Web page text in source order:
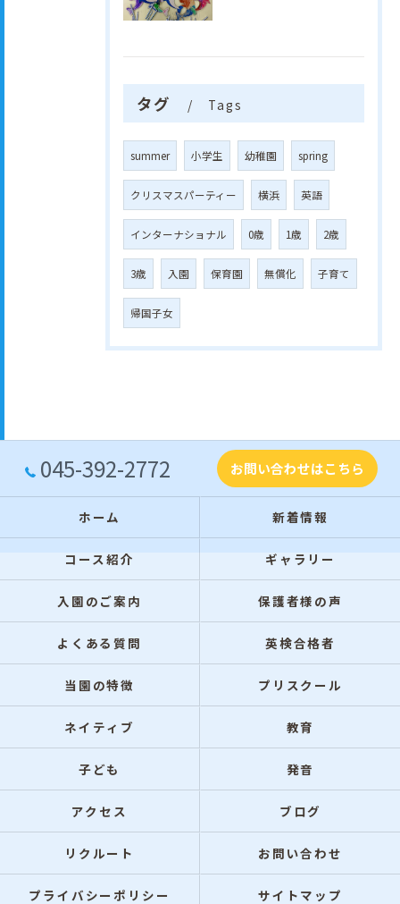
タグ Tags
summer 小学生 幼稚園 spring
クリスマスパーティー 横浜 英語
インターナショナル 0歳 1歳 2歳
3歳 入園 保育園 無償化 子育て
帰国子女
045-392-2772 お問い合わせはこちら
ホーム 新着情報
コース紹介 ギャラリー
入園のご案内 保護者様の声
よくある質問 英検合格者
当園の特徴 プリスクール
ネイティブ 教育
子ども 発音
アクセス ブログ
リクルート お問い合わせ
プライバシーポリシー サイトマップ